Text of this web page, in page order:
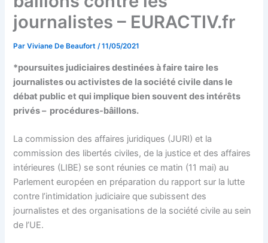
journalistes – EURACTIV.fr
ParViviane De Beaufort/11/05/2021
*poursuites judiciaires destinées à faire taire les
journalistes ou activistes de la société civile dans le
débat public et qui implique bien souvent des intérêts
privés – procédures-bâillons.
La commission des affaires juridiques (JURI) et la
commission des libertés civiles, de la justice et des affaires
intérieures (LIBE) se sont réunies ce matin (11 mai) au
Parlement européen en préparation du rapport sur la lutte
contre l’intimidation judiciaire que subissent des
journalistes et des organisations de la société civile au sein
de l’UE.